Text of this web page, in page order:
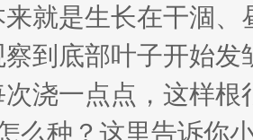
就是生长在干涸
到底部叶子开始
浇一点点，这样根